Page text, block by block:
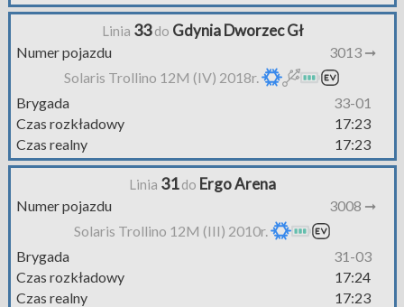
Linia 33do Gdynia Dworzec Gł
Numer pojazdu
3013 ➞
Solaris Trollino 12M (IV) 2018r.
Brygada
33-01
Czas rozkładowy
17:23
Czas realny
17:23
Linia 31do Ergo Arena
Numer pojazdu
3008 ➞
Solaris Trollino 12M (III) 2010r.
Brygada
31-03
Czas rozkładowy
17:24
Czas realny
17:23